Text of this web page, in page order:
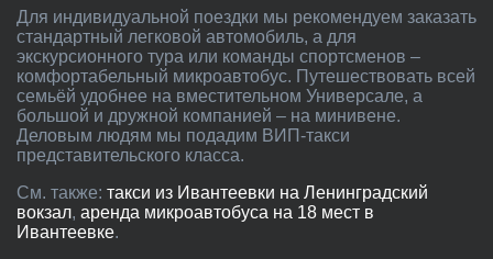
Для индивидуальной поездки мы рекомендуем заказать
стандартный легковой автомобиль, а для
экскурсионного тура или команды спортсменов –
комфортабельный микроавтобус. Путешествовать всей
семьёй удобнее на вместительном Универсале, а
большой и дружной компанией – на минивене.
Деловым людям мы подадим ВИП-такси
представительского класса.
См. также: такси из Ивантеевки на Ленинградский
вокзал, аренда микроавтобуса на 18 мест в
Ивантеевке.